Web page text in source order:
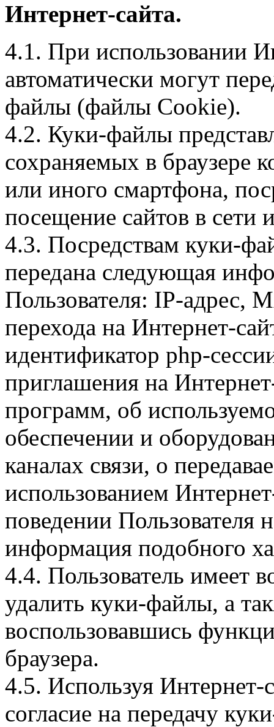
Интернет-сайта.
4.1. При использовании
автоматически могут
файлы (файлы Cookie).
4.2. Куки-файлы
сохраняемых в браузере
или иного смартфона,
посещение сайтов в сети
4.3. Посредствам куки-
передана следующая
Пользователя: IP-адрес,
перехода на Интернет-
идентификатор php-
приглашения на
программ, об
обеспечении и
каналах связи, о
использованием
поведении Пользователя
информация подобного
4.4. Пользователь имеет
удалить куки-файлы, а
воспользовавшись
браузера.
4.5. Используя Интернет-
согласие на передачу